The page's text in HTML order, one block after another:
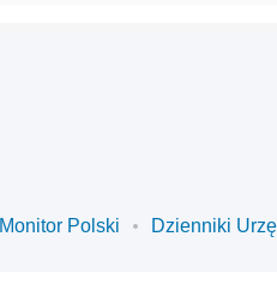
Monitor Polski Dzienniki